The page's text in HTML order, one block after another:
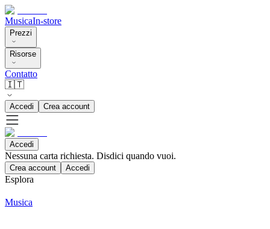
MusicaIn-store
Prezzi
Risorse
Contatto
🇮🇹
Accedi Crea account
Accedi
Nessuna carta richiesta. Disdici quando vuoi.
Crea account Accedi
Esplora
Musica